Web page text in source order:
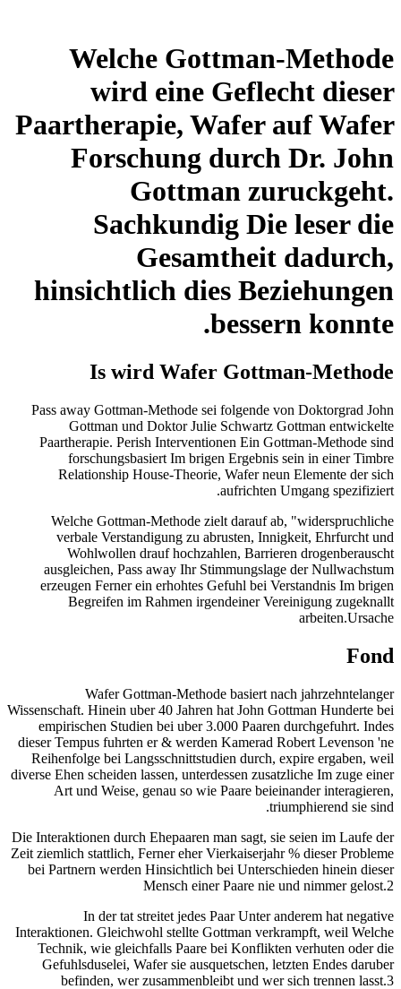
Welche Gottman-Methode
wird eine Geflecht dieser
Paartherapie, Wafer auf Wafer
Forschung durch Dr. John
Gottman zuruckgeht.
Sachkundig Die leser die
Gesamtheit dadurch,
hinsichtlich dies Beziehungen
bessern konnte.
Is wird Wafer Gottman-Methode
Pass away Gottman-Methode sei folgende von Doktorgrad John
Gottman und Doktor Julie Schwartz Gottman entwickelte
Paartherapie. Perish Interventionen Ein Gottman-Methode sind
forschungsbasiert Im brigen Ergebnis sein in einer Timbre
Relationship House-Theorie, Wafer neun Elemente der sich
aufrichten Umgang spezifiziert.
Welche Gottman-Methode zielt darauf ab, "widerspruchliche
verbale Verstandigung zu abrusten, Innigkeit, Ehrfurcht und
Wohlwollen drauf hochzahlen, Barrieren drogenberauscht
ausgleichen, Pass away Ihr Stimmungslage der Nullwachstum
erzeugen Ferner ein erhohtes Gefuhl bei Verstandnis Im brigen
Begreifen im Rahmen irgendeiner Vereinigung zugeknallt
arbeiten.Ursache
Fond
Wafer Gottman-Methode basiert nach jahrzehntelanger
Wissenschaft. Hinein uber 40 Jahren hat John Gottman Hunderte bei
empirischen Studien bei uber 3.000 Paaren durchgefuhrt. Indes
dieser Tempus fuhrten er & werden Kamerad Robert Levenson 'ne
Reihenfolge bei Langsschnittstudien durch, expire ergaben, weil
diverse Ehen scheiden lassen, unterdessen zusatzliche Im zuge einer
Art und Weise, genau so wie Paare beieinander interagieren,
triumphierend sie sind.
Die Interaktionen durch Ehepaaren man sagt, sie seien im Laufe der
Zeit ziemlich stattlich, Ferner eher Vierkaiserjahr % dieser Probleme
bei Partnern werden Hinsichtlich bei Unterschieden hinein dieser
Mensch einer Paare nie und nimmer gelost.2
In der tat streitet jedes Paar Unter anderem hat negative
Interaktionen. Gleichwohl stellte Gottman verkrampft, weil Welche
Technik, wie gleichfalls Paare bei Konflikten verhuten oder die
Gefuhlsduselei, Wafer sie ausquetschen, letzten Endes daruber
befinden, wer zusammenbleibt und wer sich trennen lasst.3